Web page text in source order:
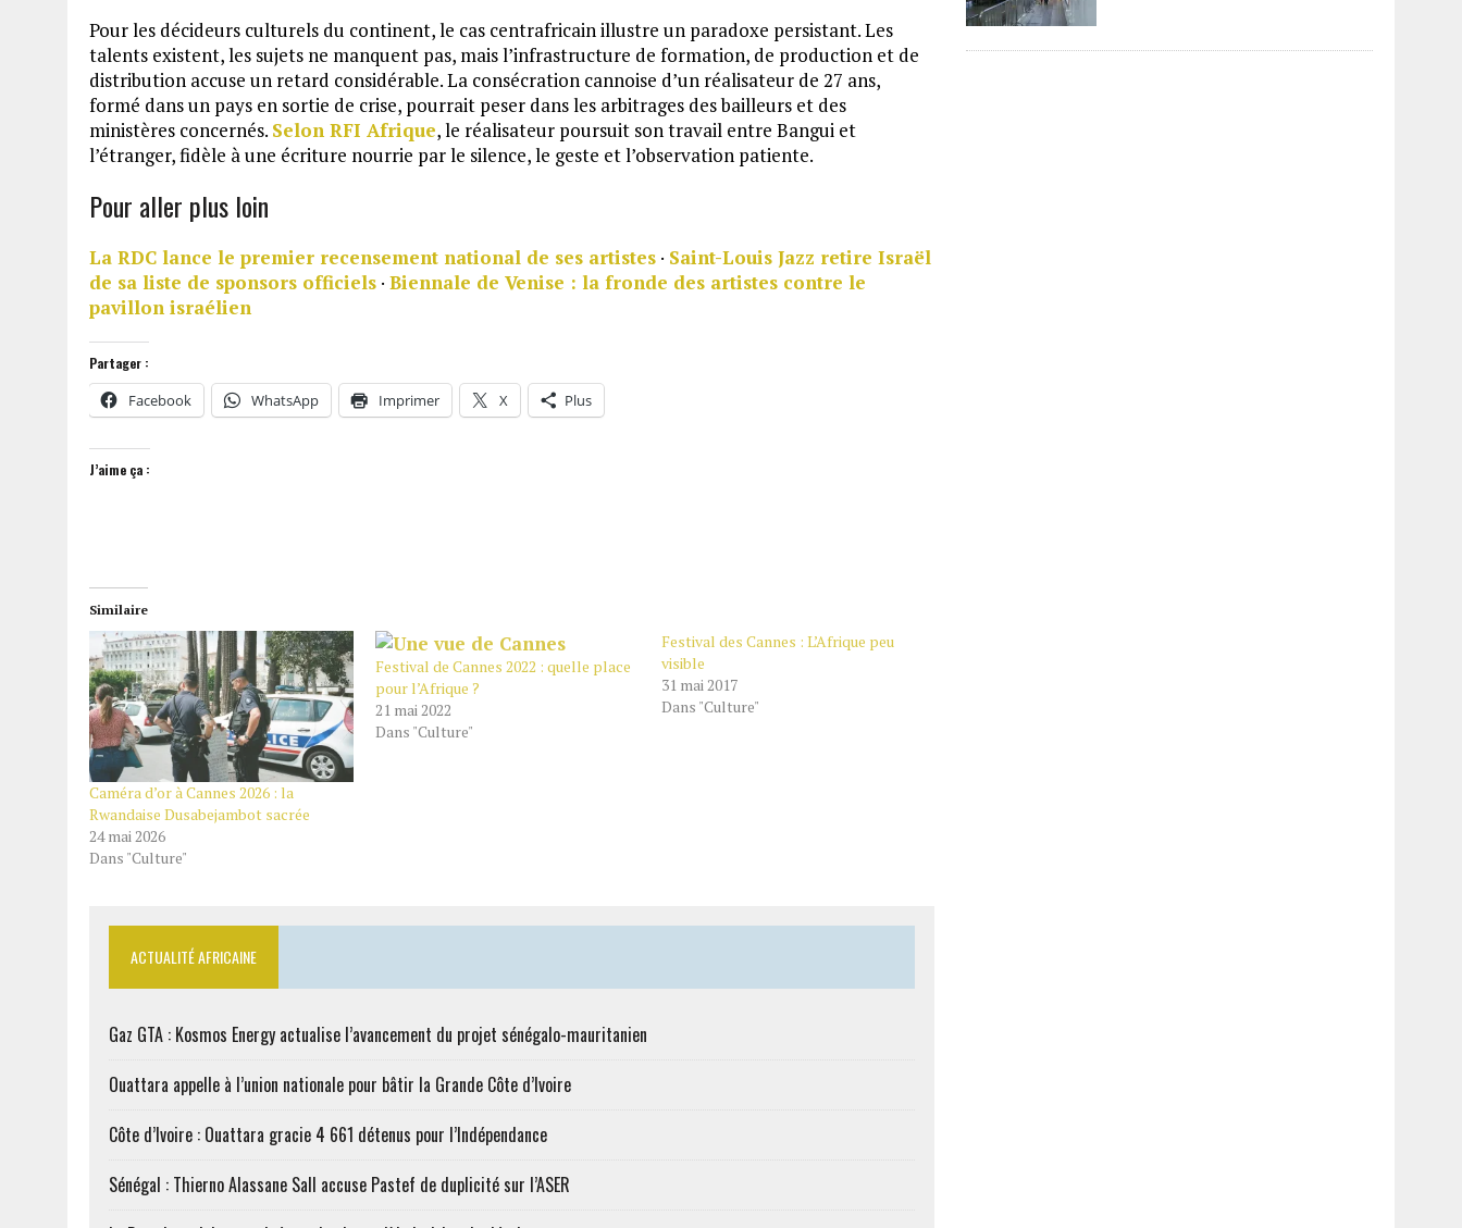
Pour les décideurs culturels du continent, le cas centrafricain illustre un paradoxe persistant. Les
talents existent, les sujets ne manquent pas, mais l’infrastructure de formation, de production et de
distribution accuse un retard considérable. La consécration cannoise d’un réalisateur de 27 ans,
formé dans un pays en sortie de crise, pourrait peser dans les arbitrages des bailleurs et des
ministères concernés. Selon RFI Afrique, le réalisateur poursuit son travail entre Bangui et
l’étranger, fidèle à une écriture nourrie par le silence, le geste et l’observation patiente.
Pour aller plus loin
La RDC lance le premier recensement national de ses artistes · Saint-Louis Jazz retire Israël
de sa liste de sponsors officiels · Biennale de Venise : la fronde des artistes contre le
pavillon israélien
Partager :
Facebook WhatsApp Imprimer X Plus
J’aime ça :
Similaire
Caméra d’or à Cannes 2026 : la
Rwandaise Dusabejambot sacrée
24 mai 2026
Dans "Culture"
Festival de Cannes 2022 : quelle place
pour l’Afrique ?
21 mai 2022
Dans "Culture"
Festival des Cannes : L’Afrique peu
visible
31 mai 2017
Dans "Culture"
ACTUALITÉ AFRICAINE
Gaz GTA : Kosmos Energy actualise l’avancement du projet sénégalo-mauritanien
Ouattara appelle à l’union nationale pour bâtir la Grande Côte d’Ivoire
Côte d’Ivoire : Ouattara gracie 4 661 détenus pour l’Indépendance
Sénégal : Thierno Alassane Sall accuse Pastef de duplicité sur l’ASER